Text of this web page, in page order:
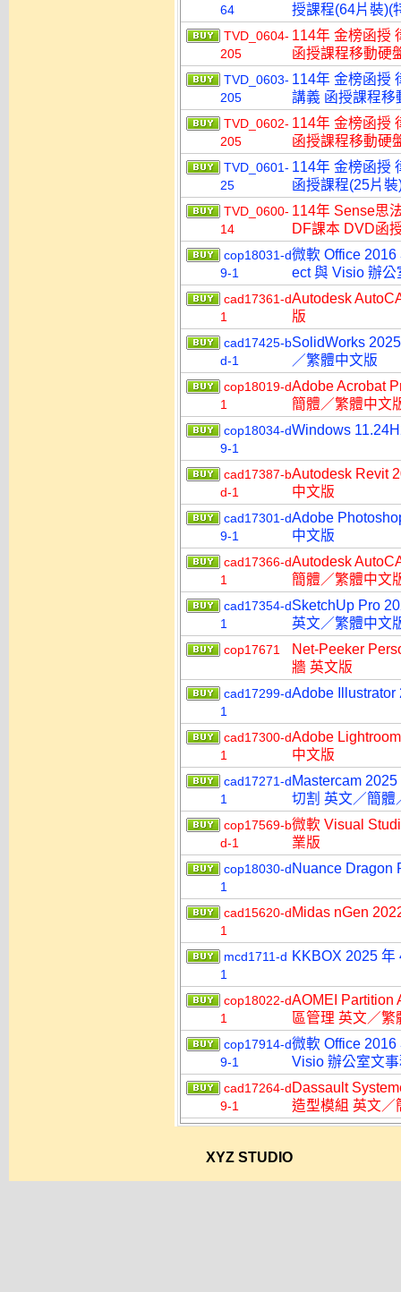
64
授課程(64片裝)(
TVD_0604-
205
114年 金榜函授
函授課程移動硬
TVD_0603-
205
114年 金榜函授
講義 函授課程移
TVD_0602-
205
114年 金榜函授
函授課程移動硬
TVD_0601-
25
114年 金榜函授
函授課程(25片
TVD_0600-
14
114年 Sense思
DF課本 DVD函
cop18031-d
9-1
微軟 Office
ect 與 Visio 辦
cad17361-d
1
Autodesk
版
cad17425-b
d-1
SolidWorks
／繁體中文版
cop18019-d
1
Adobe Acrobat
簡體／繁體中文
cop18034-d
9-1
Windows
cad17387-b
d-1
Autodesk Revit
中文版
cad17301-d
9-1
Adobe
中文版
cad17366-d
1
Autodesk
簡體／繁體中文
cad17354-d
1
SketchUp Pro
英文／繁體中文
cop17671
Net-Peeker
牆 英文版
cad17299-d
1
Adobe Illustrator
cad17300-d
1
Adobe
中文版
cad17271-d
1
Mastercam
切割 英文／簡體
cop17569-b
d-1
微軟 Visual
業版
cop18030-d
1
Nuance Dragon
cad15620-d
1
Midas nGen
mcd1711-d
1
KKBOX 2025 年
cop18022-d
1
AOMEI Partition
區管理 英文／繁
cop17914-d
9-1
微軟 Office
Visio 辦公室文
cad17264-d
9-1
Dassault
造型模組 英文／
XYZ STUDIO